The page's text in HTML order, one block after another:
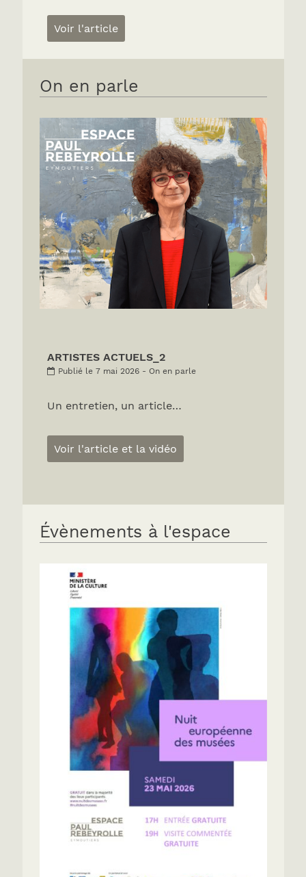
Voir l'article
On en parle
ARTISTES ACTUELS_2
Publié le 7 mai 2026 - On en parle
Un entretien, un article…
Voir l'article et la vidéo
Évènements à l'espace